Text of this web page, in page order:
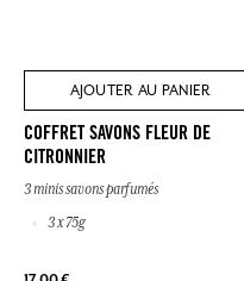
AJOUTER AU PANIER
COFFRET SAVONS FLEUR DE
CITRONNIER
3 minis savons parfumés
3 x 75g